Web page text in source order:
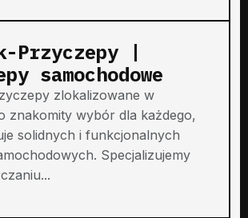
Przyczepy |
samochodowe
zlokalizowane w
znakomity wybór dla każdego,
solidnych i funkcjonalnych
Specjalizujemy